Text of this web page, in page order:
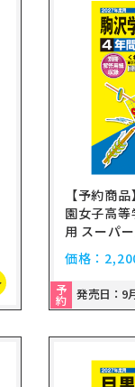
【予約商
園女子高
用 スーパ
価格：
予
約 発売日：9